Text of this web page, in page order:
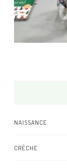
NAISSANCE
CRÈCHE